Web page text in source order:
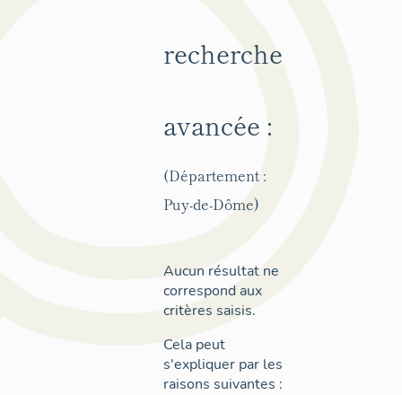
recherche
avancée :
(Département :
Puy-de-Dôme)
Aucun résultat ne
correspond aux
critères saisis.
Cela peut
s'expliquer par les
raisons suivantes :